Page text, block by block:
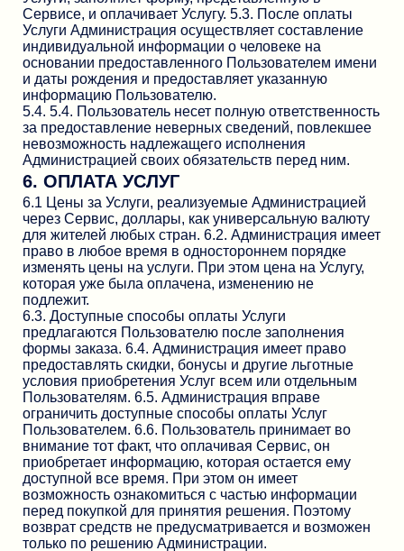
Сервисе, и оплачивает Услугу. 5.3. После оплаты
Услуги Администрация осуществляет составление
индивидуальной информации о человеке на
основании предоставленного Пользователем имени
и даты рождения и предоставляет указанную
информацию Пользователю.
5.4. 5.4. Пользователь несет полную ответственность
за предоставление неверных сведений, повлекшее
невозможность надлежащего исполнения
Администрацией своих обязательств перед ним.
6. ОПЛАТА УСЛУГ
6.1 Цены за Услуги, реализуемые Администрацией
через Сервис, доллары, как универсальную валюту
для жителей любых стран. 6.2. Администрация имеет
право в любое время в одностороннем порядке
изменять цены на услуги. При этом цена на Услугу,
которая уже была оплачена, изменению не
подлежит.
6.3. Доступные способы оплаты Услуги
предлагаются Пользователю после заполнения
формы заказа. 6.4. Администрация имеет право
предоставлять скидки, бонусы и другие льготные
условия приобретения Услуг всем или отдельным
Пользователям. 6.5. Администрация вправе
ограничить доступные способы оплаты Услуг
Пользователем. 6.6. Пользователь принимает во
внимание тот факт, что оплачивая Сервис, он
приобретает информацию, которая остается ему
доступной все время. При этом он имеет
возможность ознакомиться с частью информации
перед покупкой для принятия решения. Поэтому
возврат средств не предусматривается и возможен
только по решению Администрации.